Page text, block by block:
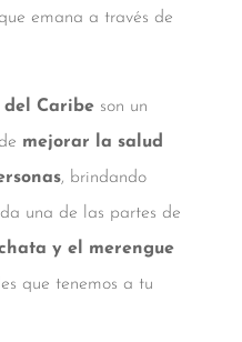
emana a través de
del Caribeson un
mejorar la salud
, brindando
una de las partes de
y el merengue
que tenemos a tu